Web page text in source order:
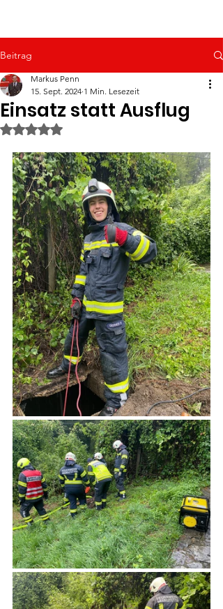
Beitrag
Einsatz statt Ausflug
Markus Penn
15. Sept. 2024 1 Min. Lesezeit
Mit NaN von 5 Sternen bewertet.